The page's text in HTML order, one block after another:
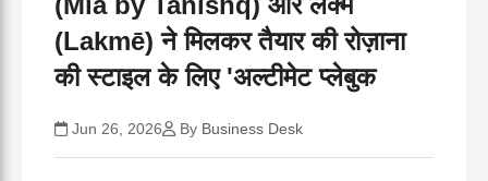
(Lakmē) ने मिलकर तैयार की रोज़ाना
की स्टाइल के लिए 'अल्टीमेट प्लेबुक
Jun 26, 2026 By Business Desk